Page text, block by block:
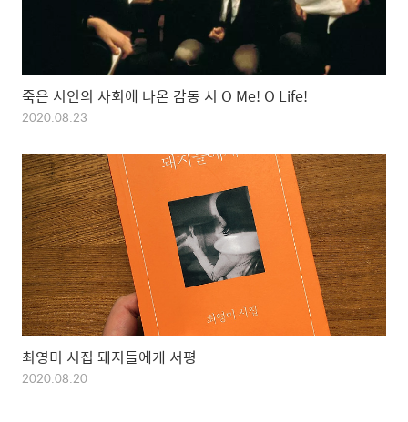
죽은 시인의 사회에 나온 감동 시 O Me! O Life!
2020.08.23
최영미 시집 돼지들에게 서평
2020.08.20